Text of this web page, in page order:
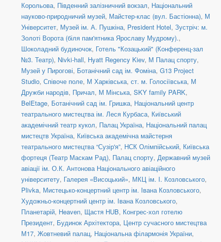
Корольова, Південний залізничний вокзал, Національний
науково-природничий музей, Майстер-клас (вул. Бастіонна), М
Університет, Музей ім. А. Пушкіна, President Hotel, Зустріч: м.
Золоті Ворота (біля пам'ятника Ярославу Мудрому).,
Шоколадний будиночок, Готель "Козацький" (Конференц-зал
№3. Театр), Nivki-hall, Hyatt Regency Kiev, М Палац спорту,
Музей у Пирогові, Ботанічний сад ім. Фоміна, G13 Project
Studio, Співоче поле, М Харківська, ст. м. Голосіївська, М
Дружби народів, Причал, М Мінська, SKY family PARK,
BelEtage, Ботанічний сад ім. Гришка, Національний центр
театрального мистецтва ім. Леся Курбаса, Київський
академічний театр кукол, Палац Україна, Національний палац
мистецтв Україна, Київська академічна майстерня
театрального мистецтва “Сузір'я”, НСК Олімпійський, Київська
фортеця (Театр Маскам Рад), Палац спорту, Державний музей
авіації ім. О.К. Антонова Національного авіаційного
університету, Галерея «Висоцький», МКЦ ім. І. Козловського,
Plivka, Мистецько-концертний центр ім. Івана Козловського,
Художньо-концертний центр ім. Івана Козловського,
Планетарій, Heaven, Щастя HUB, Конгрес-хол готелю
Президент, Будинок Архітектора, Центр сучасного мистецтва
М17, Жовтневий палац, Національна філармонія України,